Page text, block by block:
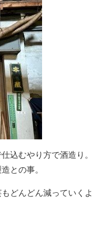
込むやり方で酒造り。
との事。
どんどん減っていくよ